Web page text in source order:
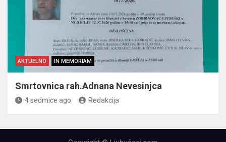
AKTUELNO IN MEMORIAM
Smrtovnica rah.Adnana Nevesinjca
4 sedmice ago Redakcija